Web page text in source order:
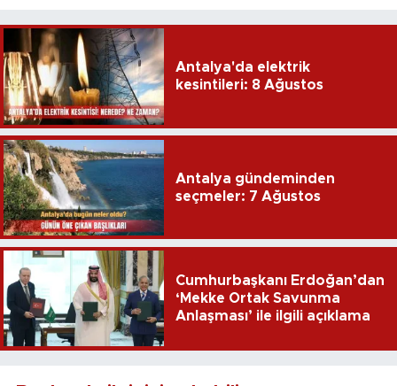
Antalya'da elektrik
kesintileri: 8 Ağustos
Antalya gündeminden
seçmeler: 7 Ağustos
Cumhurbaşkanı Erdoğan’dan
‘Mekke Ortak Savunma
Anlaşması’ ile ilgili açıklama